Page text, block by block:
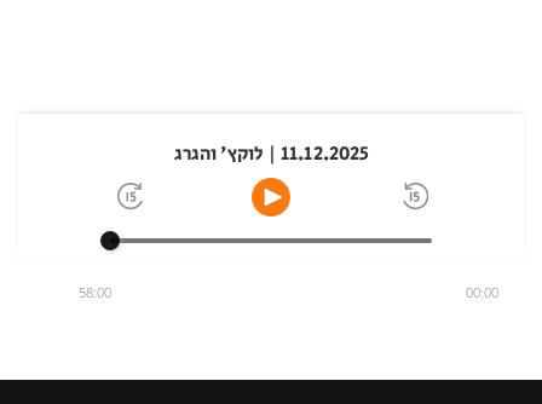
11.12.2025 | לוקץ' והגרג
00:00
58:00